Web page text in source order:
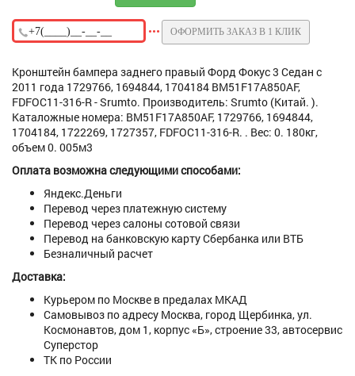
ОФОРМИТЬ ЗАКАЗ В 1 КЛИК
Кронштейн бампера заднего правый Форд Фокус 3 Седан с
2011 года 1729766, 1694844, 1704184 BM51F17A850AF,
FDFOC11-316-R - Srumto. Производитель: Srumto (Китай. ).
Каталожные номера: BM51F17A850AF, 1729766, 1694844,
1704184, 1722269, 1727357, FDFOC11-316-R. . Вес: 0. 180кг,
объем 0. 005м3
Оплата возможна следующими способами:
Яндекс.Деньги
Перевод через платежную систему
Перевод через салоны сотовой связи
Перевод на банковскую карту Сбербанка или ВТБ
Безналичный расчет
Доставка:
Курьером по Москве в предалах МКАД
Самовывоз по адресу Москва, город Щербинка, ул.
Космонавтов, дом 1, корпус «Б», строение 33, автосервис
Суперстор
ТК по России